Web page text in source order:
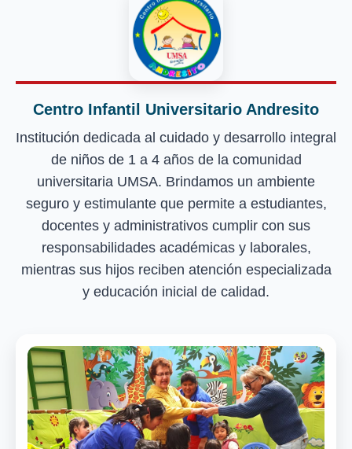
Centro Infantil Universitario Andresito
Institución dedicada al cuidado y desarrollo integral
de niños de 1 a 4 años de la comunidad
universitaria UMSA. Brindamos un ambiente
seguro y estimulante que permite a estudiantes,
docentes y administrativos cumplir con sus
responsabilidades académicas y laborales,
mientras sus hijos reciben atención especializada
y educación inicial de calidad.